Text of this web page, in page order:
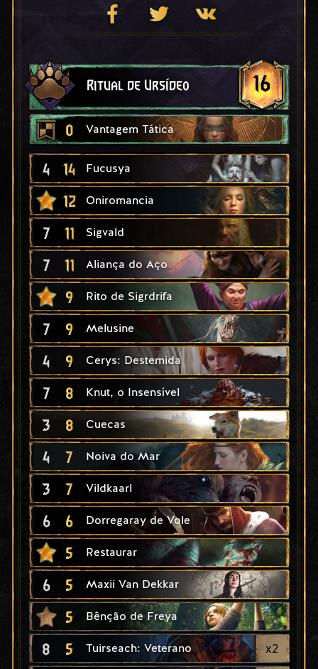
Ritual de Ursídeo 16
0 Vantagem Tática
4 14 Fucusya
12 Oniromancia
7 11 Sigvald
7 11 Aliança do Aço
9 Rito de Sigrdrifa
7 9 Melusine
4 9 Cerys: Destemida
7 8 Knut, o Insensível
3 8 Cuecas
4 7 Noiva do Mar
3 7 Vildkaarl
6 6 Dorregaray de Vole
5 Restaurar
6 5 Maxii Van Dekkar
5 Bênção de Freya
8 5 Tuirseach: Veterano x2